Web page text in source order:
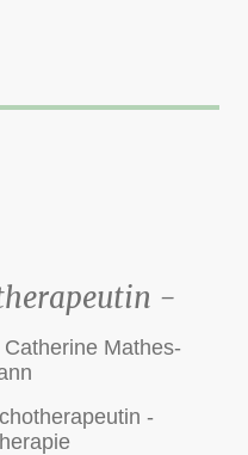
-
Mathes-
-